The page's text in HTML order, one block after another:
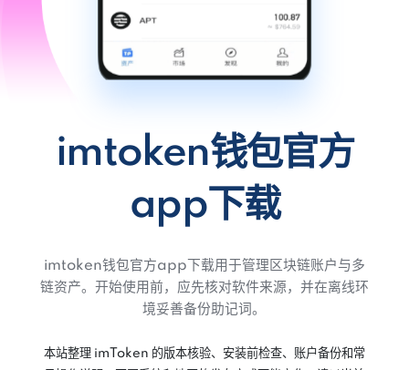
imtoken钱包官方
app下载
imtoken钱包官方app下载用于管理区块链账户与多
链资产。开始使用前，应先核对软件来源，并在离线环
境妥善备份助记词。
本站整理 imToken 的版本核验、安装前检查、账户备份和常